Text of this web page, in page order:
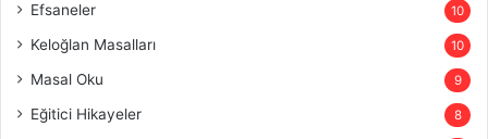
Efsaneler 10
Keloğlan Masalları 10
Masal Oku 9
Eğitici Hikayeler 8